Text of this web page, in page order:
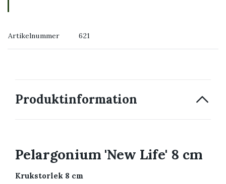
Artikelnummer 621
Produktinformation
Pelargonium 'New Life' 8 cm
Krukstorlek 8 cm